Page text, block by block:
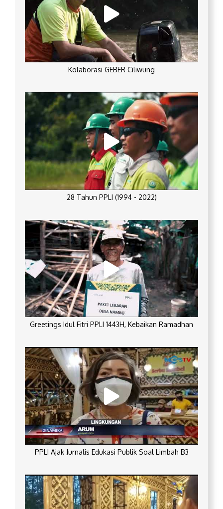
Kolaborasi GEBER Ciliwung
28 Tahun PPLI (1994 - 2022)
Greetings Idul Fitri PPLI 1443H, Kebaikan Ramadhan
PPLI Ajak Jurnalis Edukasi Publik Soal Limbah B3